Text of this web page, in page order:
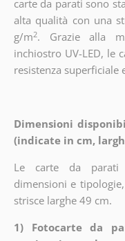
carte da parati sono
alta qualità con una
g/m2. Grazie alla
inchiostro UV-LED, le
resistenza superficiale
Dimensioni
(indicate in cm,
Le carte da parati
dimensioni e
strisce larghe 49 cm.
1) Fotocarte da